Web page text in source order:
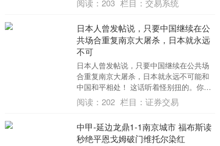
2025....
阅读： 203 栏目： 交易系统
日本人曾发帖说，只要中国继续在公
共场合重复南京大屠杀，日本就永远
不可
日本人曾发帖说，只要中国继续在公共场
合重复南京大屠杀，日本就永远不可能和
中国和平相处！ 这话听着怪别扭的。你一
个人跑到别人家门口，嚷嚷着“你要是老提
我当年干过的....
阅读： 202 栏目： 证券交易
中甲-延边龙鼎1-1南京城市 福布斯读
秒绝平恩戈姆破门维托尔染红